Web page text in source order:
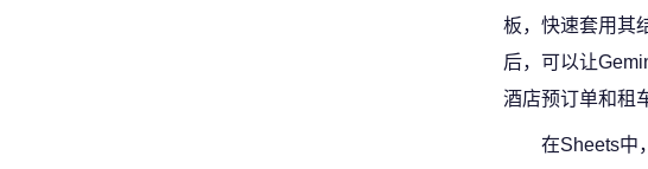
板，快速套用其
后，可以让
酒店预订单和租
在Sheets中